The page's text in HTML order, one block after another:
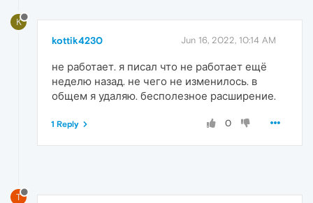
K
kottik4230 Jun 16, 2022, 10:14 AM
не работает. я писал что не работает ещё
неделю назад. не чего не изменилось. в
общем я удаляю. бесполезное расширение.
0
1 Reply
T